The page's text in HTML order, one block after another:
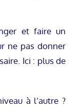
et faire un
ne pas donner
Ici : plus de
à l’autre ?